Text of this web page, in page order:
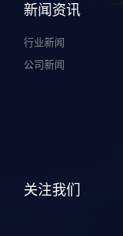
新闻资讯
行业新闻
公司新闻
关注我们